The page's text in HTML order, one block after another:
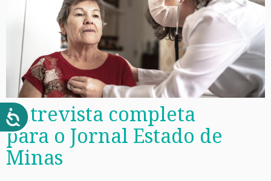
Entrevista completa
para o Jornal Estado de
Minas